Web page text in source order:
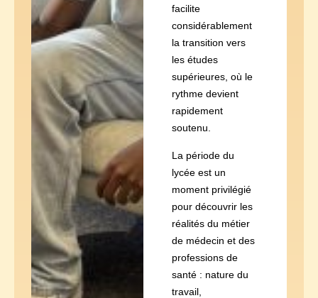
facilite
considérablement
la transition vers
les études
supérieures, où le
rythme devient
rapidement
soutenu.
La période du
lycée est un
moment privilégié
pour découvrir les
réalités du métier
de médecin et des
professions de
santé : nature du
travail,